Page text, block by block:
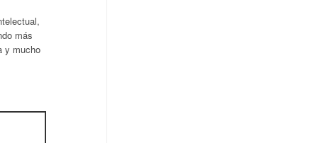
más
y mucho